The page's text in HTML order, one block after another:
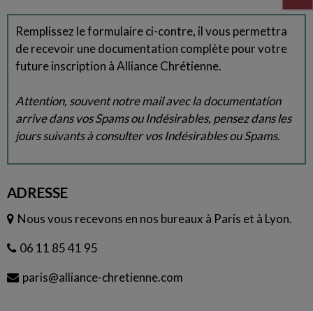
Remplissez le formulaire ci-contre, il vous permettra
de recevoir une documentation complète pour votre
future inscription à Alliance Chrétienne.
Attention, souvent notre mail avec la documentation
arrive dans vos Spams ou Indésirables, pensez dans les
jours suivants à consulter vos Indésirables ou Spams.
ADRESSE
Nous vous recevons en nos bureaux à Paris et à Lyon.
06 11 85 41 95
paris@alliance-chretienne.com